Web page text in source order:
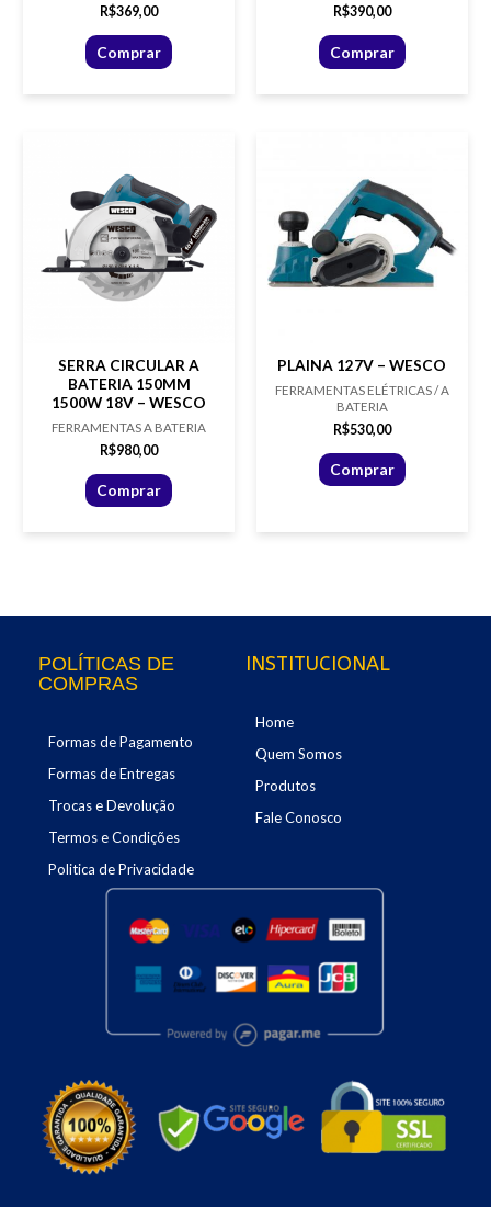
R$369,00
Comprar
R$390,00
Comprar
SERRA CIRCULAR A
BATERIA 150MM
1500W 18V – WESCO
FERRAMENTAS A BATERIA
R$980,00
Comprar
PLAINA 127V – WESCO
FERRAMENTAS ELÉTRICAS / A
BATERIA
R$530,00
Comprar
POLÍTICAS DE
COMPRAS
Formas de Pagamento
Formas de Entregas
Trocas e Devolução
Termos e Condições
Politica de Privacidade
INSTITUCIONAL
Home
Quem Somos
Produtos
Fale Conosco